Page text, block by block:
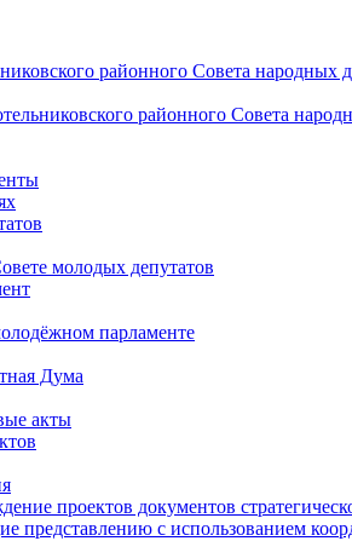
районного Совета народных
районного Совета
молодых депутатов
парламенте
Дума
акты
проектов документов
представлению с использованием